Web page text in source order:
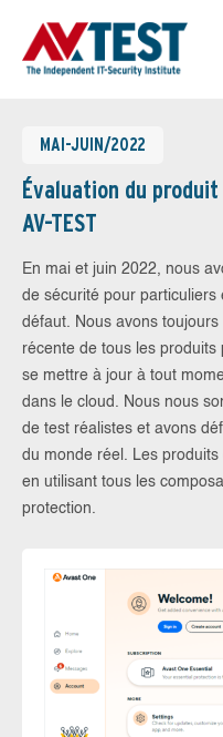
MAI-JUIN/2022
Évaluation du
AV-TEST
En mai et juin 2022, nous
de sécurité pour
défaut. Nous avons
récente de tous les
se mettre à jour à tout
dans le cloud. Nous nous
de test réalistes et avons
du monde réel. Les
en utilisant tous les
protection.